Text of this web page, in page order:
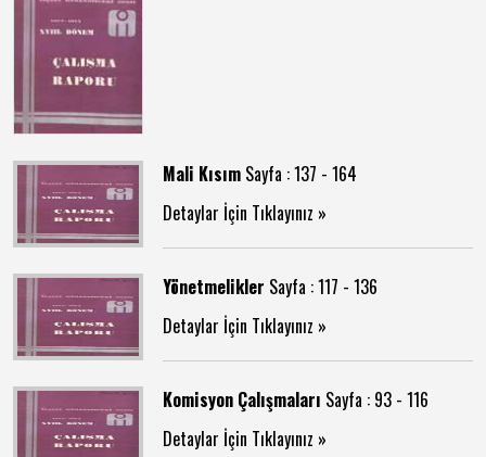
Mali Kısım Sayfa : 137 - 164
Detaylar İçin Tıklayınız »
Yönetmelikler Sayfa : 117 - 136
Detaylar İçin Tıklayınız »
Komisyon Çalışmaları Sayfa : 93 - 116
Detaylar İçin Tıklayınız »